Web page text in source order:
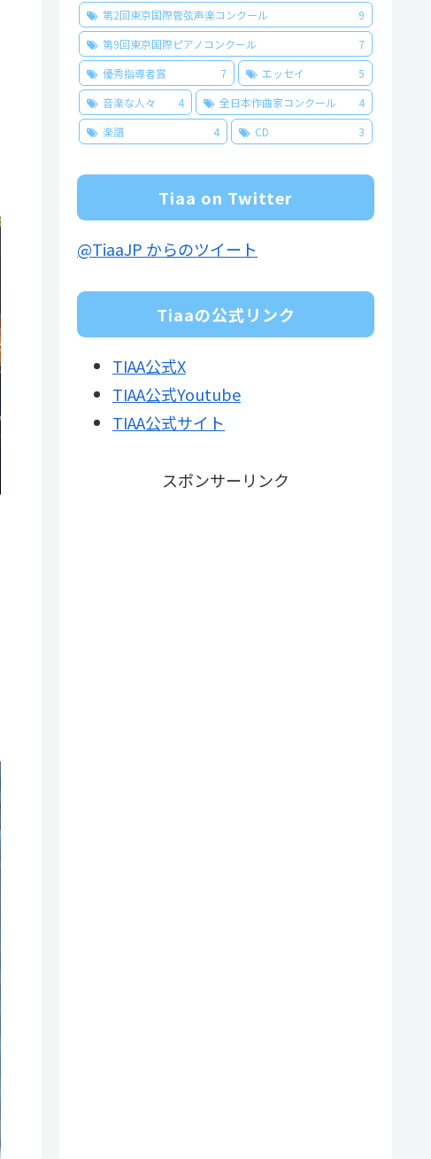
第2回東京国際管弦声楽コンクール
9
第9回東京国際ピアノコンクール
7
優秀指導者賞
7 エッセイ
5
音楽な人々
4 全日本作曲家コンクール
4
楽譜
4 CD 3
Tiaa on Twitter
@TiaaJP からのツイート
Tiaaの公式リンク
TIAA公式X
TIAA公式Youtube
TIAA公式サイト
スポンサーリンク